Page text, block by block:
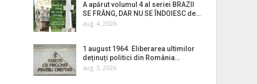
A apărut volumul 4 al seriei BRAZII
SE FRÂNG, DAR NU SE ÎNDOIESC de…
aug. 4, 2026
1 august 1964. Eliberarea ultimilor
deținuți politici din România…
aug. 3, 2026